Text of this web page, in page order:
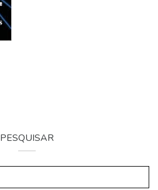
PESQUISAR